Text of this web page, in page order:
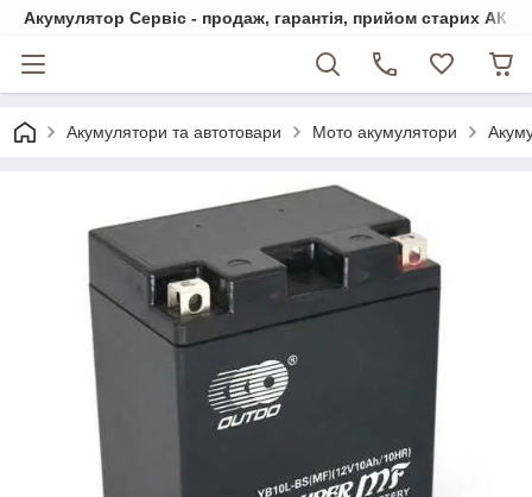
Акумулятор Сервіс - продаж, гарантія, прийом старих АКБ
Акумулятори та автотовари Мото акумулятори